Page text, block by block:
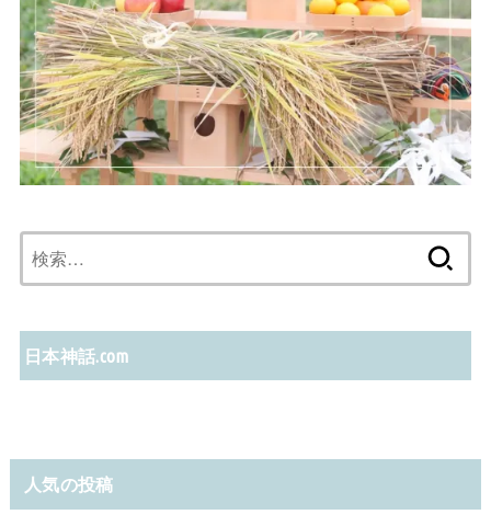
索:
日本神話.com
人気の投稿